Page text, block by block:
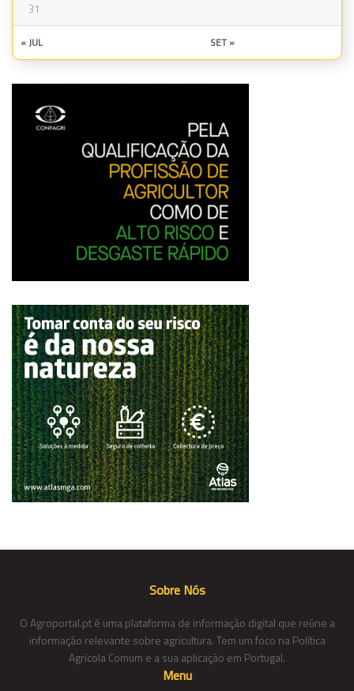
31
« JUL SET »
Sobre Nós
O Agroportal.pt é uma plataforma de informação digital que reúne a
informação relevante sobre agricultura. Tem um foco na Política
Agrícola Comum e a sua aplicação em Portugal.
Menu